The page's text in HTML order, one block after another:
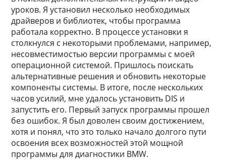
уроков. Я установил несколько необходимых
драйверов и библиотек, чтобы программа
работала корректно. В процессе установки я
столкнулся с некоторыми проблемами, например,
несовместимостью версии программы с моей
операционной системой. Пришлось поискать
альтернативные решения и обновить некоторые
компоненты системы. В итоге, после нескольких
часов усилий, мне удалось установить DIS и
запустить его. Первый запуск программы прошел
без ошибок. Я был доволен своим достижением,
хотя и понял, что это только начало долгого пути
освоения всех возможностей этой мощной
программы для диагностики BMW.